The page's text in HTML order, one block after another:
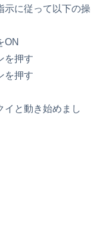
示に従って以下の操
ON
を押す
を押す
イと動き始めまし